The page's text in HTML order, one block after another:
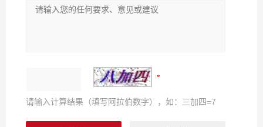
请输入计算结果（填写阿拉伯数字），如：三加四=7